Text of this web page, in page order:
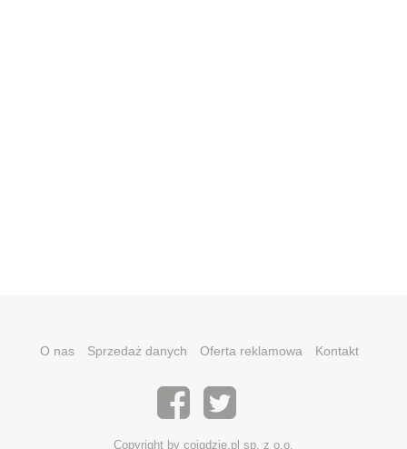
O nas Sprzedaż danych Oferta reklamowa Kontakt
Copyright by coigdzie.pl sp. z o.o.